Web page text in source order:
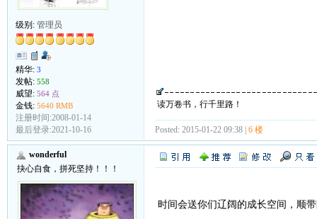
级别: 管理员
精华: 3
发帖: 558
威望: 564 点
金钱: 5640 RMB
注册时间:2008-01-14
最后登录:2021-10-16
读万卷书，行千里路！
Posted: 2015-01-22 09:38 | 6 楼
wonderful
抉心自食，拼死坚持！！！
时间会送你们辽阔的成长空间，顺